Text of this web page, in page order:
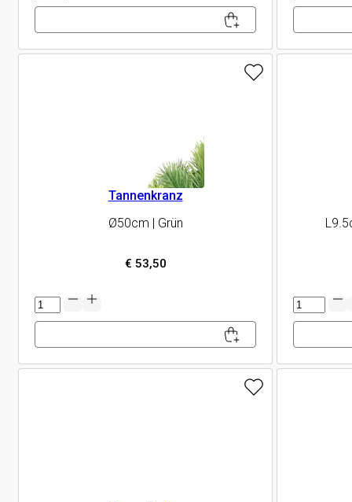
Menge
Tannenkranz
Ø50cm | Grün
€ 53,50
Tannenkranz
Menge
Hänger
"Glück"
Menge